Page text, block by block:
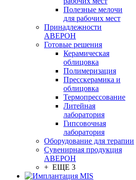
Полезные мелочи
для рабочих мест
Принадлежности
АВЕРОН
Готовые решения
Керамическая
облицовка
Полимеризация
Пресскерамика и
облицовка
Термопрессование
Литейная
лаборатория
Гипсовочная
лаборатория
Оборудование для терапии
Сувенирная продукция
АВЕРОН
+ ЕЩЕ 3